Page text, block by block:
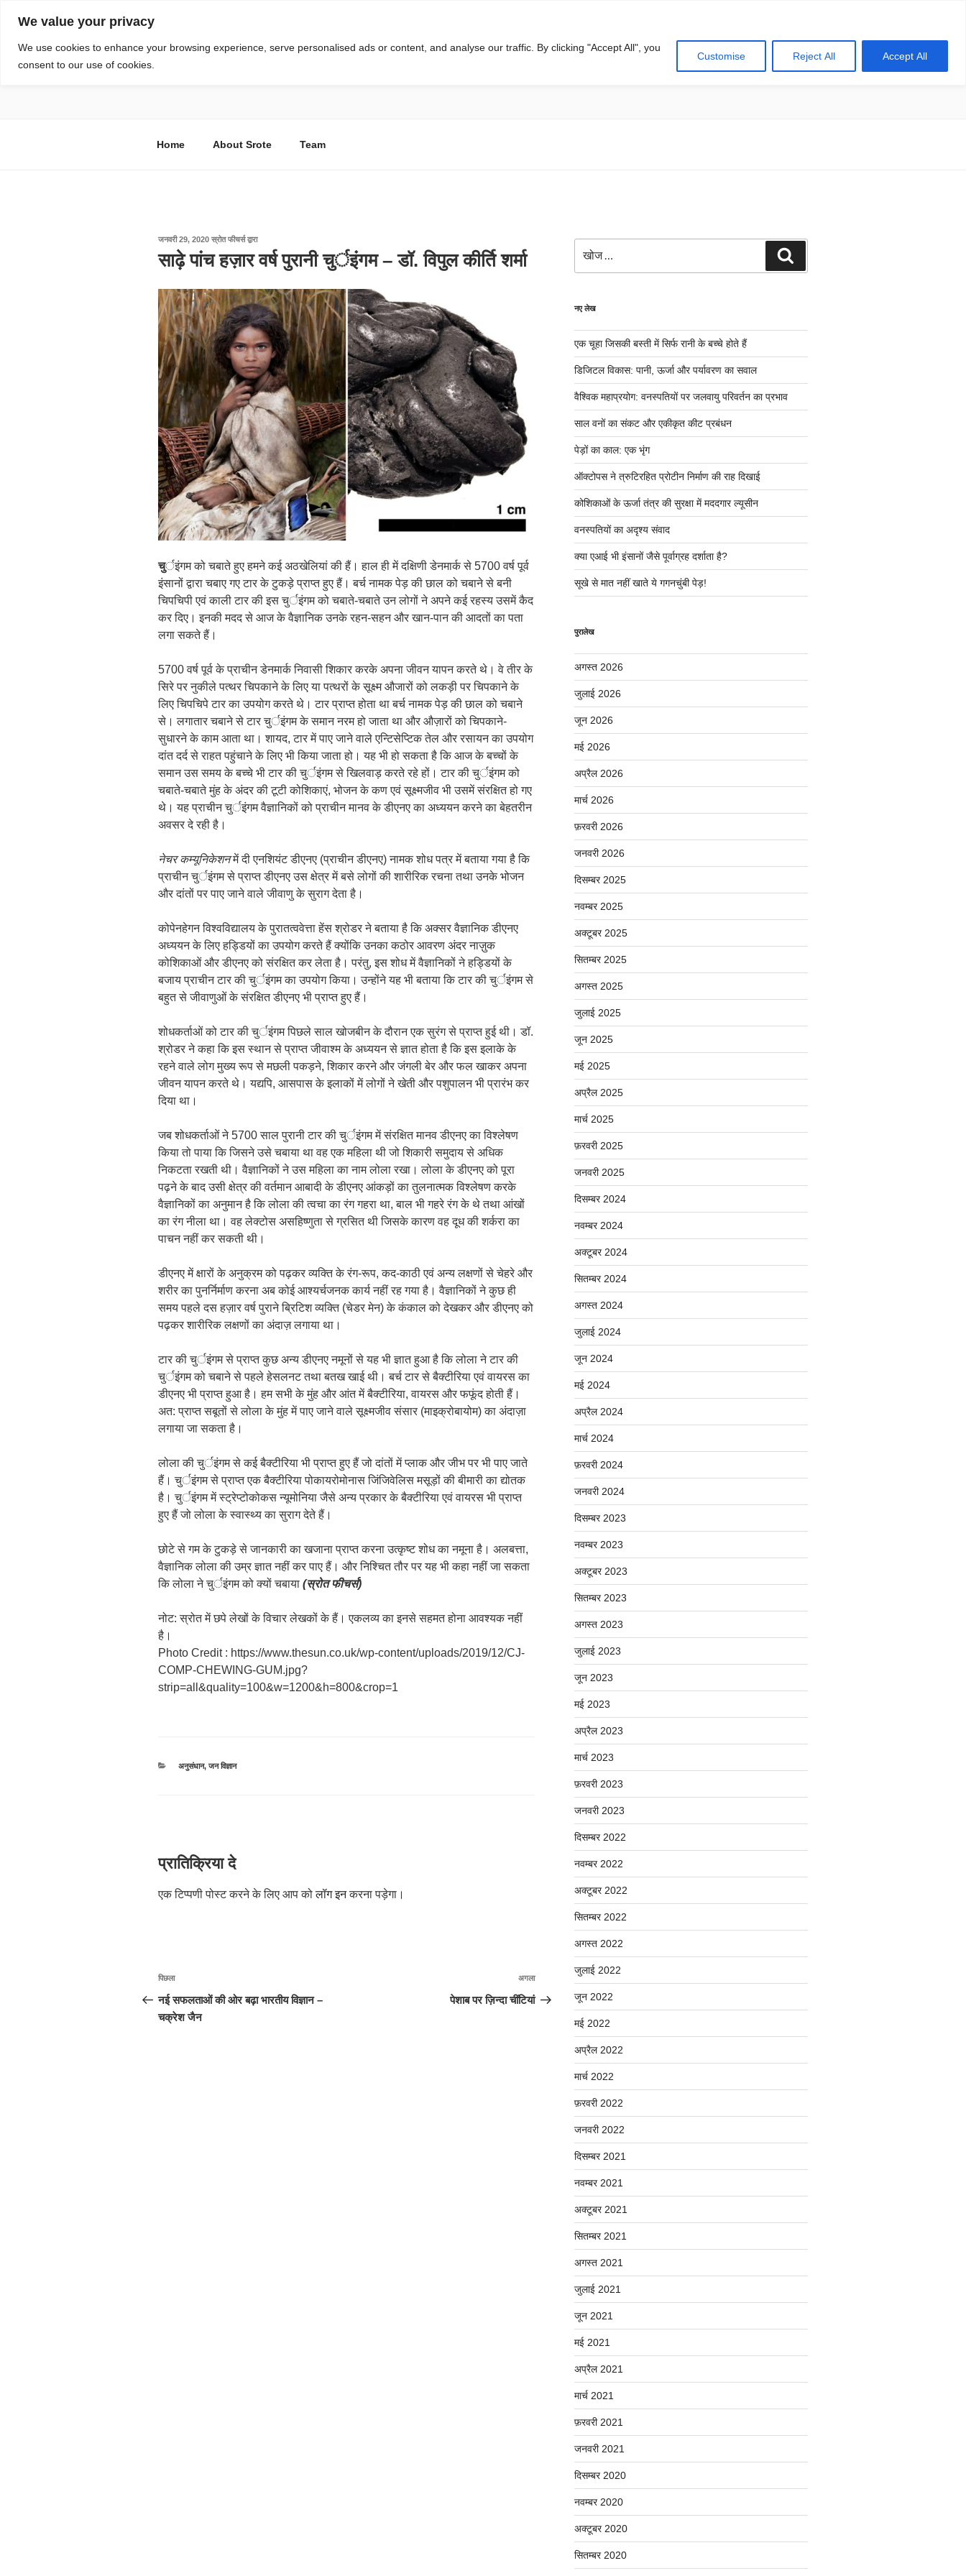
We value your privacy
We use cookies to enhance your browsing experience, serve personalised ads or content, and analyse our traffic. By clicking "Accept All", you
consent to our use of cookies.
Customise Reject All Accept All
स्रोत
Home About Srote Team
जनवरी 29, 2020 पर
किया
स्रोत फीचर्सद्वारा
साढ़े पांच हज़ार वर्ष पुरानी चुर्इंगम – डॉ. विपुल कीर्ति शर्मा
चुर्इंगम को चबाते हुए हमने कई अठखेलियां की हैं। हाल ही में दक्षिणी डेनमार्क से 5700 वर्ष पूर्व
इंसानों द्वारा चबाए गए टार के टुकड़े प्राप्त हुए हैं। बर्च नामक पेड़ की छाल को चबाने से बनी
चिपचिपी एवं काली टार की इस चुर्इंगम को चबाते-चबाते उन लोगों ने अपने कई रहस्य उसमें कैद
कर दिए। इनकी मदद से आज के वैज्ञानिक उनके रहन-सहन और खान-पान की आदतों का पता
लगा सकते हैं।
5700 वर्ष पूर्व के प्राचीन डेनमार्क निवासी शिकार करके अपना जीवन यापन करते थे। वे तीर के
सिरे पर नुकीले पत्थर चिपकाने के लिए या पत्थरों के सूक्ष्म औजारों को लकड़ी पर चिपकाने के
लिए चिपचिपे टार का उपयोग करते थे। टार प्राप्त होता था बर्च नामक पेड़ की छाल को चबाने
से। लगातार चबाने से टार चुर्इंगम के समान नरम हो जाता था और औज़ारों को चिपकाने-
सुधारने के काम आता था। शायद, टार में पाए जाने वाले एन्टिसेप्टिक तेल और रसायन का उपयोग
दांत दर्द से राहत पहुंचाने के लिए भी किया जाता हो। यह भी हो सकता है कि आज के बच्चों के
समान उस समय के बच्चे भी टार की चुर्इंगम से खिलवाड़ करते रहे हों। टार की चुर्इंगम को
चबाते-चबाते मुंह के अंदर की टूटी कोशिकाएं, भोजन के कण एवं सूक्ष्मजीव भी उसमें संरक्षित हो गए
थे। यह प्राचीन चुर्इंगम वैज्ञानिकों को प्राचीन मानव के डीएनए का अध्ययन करने का बेहतरीन
अवसर दे रही है।
नेचर कम्यूनिकेशनमें दी एनशियंट डीएनए (प्राचीन डीएनए) नामक शोध पत्र में बताया गया है कि
प्राचीन चुर्इंगम से प्राप्त डीएनए उस क्षेत्र में बसे लोगों की शारीरिक रचना तथा उनके भोजन
और दांतों पर पाए जाने वाले जीवाणु के सुराग देता है।
कोपेनहेगन विश्वविद्यालय के पुरातत्ववेत्ता हेंस श्रोडर ने बताया है कि अक्सर वैज्ञानिक डीएनए
अध्ययन के लिए हड्डियों का उपयोग करते हैं क्योंकि उनका कठोर आवरण अंदर नाज़ुक
कोशिकाओं और डीएनए को संरक्षित कर लेता है। परंतु, इस शोध में वैज्ञानिकों ने हड्डियों के
बजाय प्राचीन टार की चुर्इंगम का उपयोग किया। उन्होंने यह भी बताया कि टार की चुर्इंगम से
बहुत से जीवाणुओं के संरक्षित डीएनए भी प्राप्त हुए हैं।
शोधकर्ताओं को टार की चुर्इंगम पिछले साल खोजबीन के दौरान एक सुरंग से प्राप्त हुई थी। डॉ.
श्रोडर ने कहा कि इस स्थान से प्राप्त जीवाश्म के अध्ययन से ज्ञात होता है कि इस इलाके के
रहने वाले लोग मुख्य रूप से मछली पकड़ने, शिकार करने और जंगली बेर और फल खाकर अपना
जीवन यापन करते थे। यद्यपि, आसपास के इलाकों में लोगों ने खेती और पशुपालन भी प्रारंभ कर
दिया था।
जब शोधकर्ताओं ने 5700 साल पुरानी टार की चुर्इंगम में संरक्षित मानव डीएनए का विश्लेषण
किया तो पाया कि जिसने उसे चबाया था वह एक महिला थी जो शिकारी समुदाय से अधिक
निकटता रखती थी। वैज्ञानिकों ने उस महिला का नाम लोला रखा। लोला के डीएनए को पूरा
पढ़ने के बाद उसी क्षेत्र की वर्तमान आबादी के डीएनए आंकड़ों का तुलनात्मक विश्लेषण करके
वैज्ञानिकों का अनुमान है कि लोला की त्वचा का रंग गहरा था, बाल भी गहरे रंग के थे तथा आंखों
का रंग नीला था। वह लेक्टोस असहिष्णुता से ग्रसित थी जिसके कारण वह दूध की शर्करा का
पाचन नहीं कर सकती थी।
डीएनए में क्षारों के अनुक्रम को पढ़कर व्यक्ति के रंग-रूप, कद-काठी एवं अन्य लक्षणों से चेहरे और
शरीर का पुनर्निर्माण करना अब कोई आश्यर्चजनक कार्य नहीं रह गया है। वैज्ञानिकों ने कुछ ही
समय पहले दस हज़ार वर्ष पुराने ब्रिटिश व्यक्ति (चेडर मेन) के कंकाल को देखकर और डीएनए को
पढ़कर शारीरिक लक्षणों का अंदाज़ लगाया था।
टार की चुर्इंगम से प्राप्त कुछ अन्य डीएनए नमूनों से यह भी ज्ञात हुआ है कि लोला ने टार की
चुर्इंगम को चबाने से पहले हेसलनट तथा बतख खाई थी। बर्च टार से बैक्टीरिया एवं वायरस का
डीएनए भी प्राप्त हुआ है। हम सभी के मुंह और आंत में बैक्टीरिया, वायरस और फफूंद होती हैं।
अत: प्राप्त सबूतों से लोला के मुंह में पाए जाने वाले सूक्ष्मजीव संसार (माइक्रोबायोम) का अंदाज़ा
लगाया जा सकता है।
लोला की चुर्इंगम से कई बैक्टीरिया भी प्राप्त हुए हैं जो दांतों में प्लाक और जीभ पर भी पाए जाते
हैं। चुर्इंगम से प्राप्त एक बैक्टीरिया पोकायरोमोनास जिंजिवेलिस मसूड़ों की बीमारी का द्योतक
है। चुर्इंगम में स्ट्रेप्टोकोकस न्यूमोनिया जैसे अन्य प्रकार के बैक्टीरिया एवं वायरस भी प्राप्त
हुए हैं जो लोला के स्वास्थ्य का सुराग देते हैं।
छोटे से गम के टुकड़े से जानकारी का खजाना प्राप्त करना उत्कृष्ट शोध का नमूना है। अलबत्ता,
वैज्ञानिक लोला की उम्र ज्ञात नहीं कर पाए हैं। और निश्चित तौर पर यह भी कहा नहीं जा सकता
कि लोला ने चुर्इंगम को क्यों चबाया (स्रोत फीचर्स)
नोट: स्रोत में छपे लेखों के विचार लेखकों के हैं। एकलव्य का इनसे सहमत होना आवश्यक नहीं
है।
Photo Credit : https://www.thesun.co.uk/wp-content/uploads/2019/12/CJ-
COMP-CHEWING-GUM.jpg?
strip=all&quality=100&w=1200&h=800&crop=1
श्रेणियाँ
अनुसंधान, जन विज्ञान
प्रातिक्रिया दे
एक टिप्पणी पोस्ट करने के लिए आप कोलॉग इनकरना पड़ेगा।
पोस्ट
नेविगेशन
पिछला
पोस्ट:
पिछला
नई सफलताओं की ओर बढ़ा भारतीय विज्ञान –
चक्रेश जैन
अगली
पोस्ट
अगला
पेशाब पर ज़िन्दा चींटियां
नए लेख
एक चूहा जिसकी बस्ती में सिर्फ रानी के बच्चे होते हैं
डिजिटल विकास: पानी, ऊर्जा और पर्यावरण का सवाल
वैश्विक महाप्रयोग: वनस्पतियों पर जलवायु परिवर्तन का प्रभाव
साल वनों का संकट और एकीकृत कीट प्रबंधन
पेड़ों का काल: एक भृंग
ऑक्टोपस ने त्रुटिरहित प्रोटीन निर्माण की राह दिखाई
कोशिकाओं के ऊर्जा तंत्र की सुरक्षा में मददगार ल्यूसीन
वनस्पतियों का अदृश्य संवाद
क्या एआई भी इंसानों जैसे पूर्वाग्रह दर्शाता है?
सूखे से मात नहीं खाते ये गगनचुंबी पेड़!
पुरालेख
अगस्त 2026
जुलाई 2026
जून 2026
मई 2026
अप्रैल 2026
मार्च 2026
फ़रवरी 2026
जनवरी 2026
दिसम्बर 2025
नवम्बर 2025
अक्टूबर 2025
सितम्बर 2025
अगस्त 2025
जुलाई 2025
जून 2025
मई 2025
अप्रैल 2025
मार्च 2025
फ़रवरी 2025
जनवरी 2025
दिसम्बर 2024
नवम्बर 2024
अक्टूबर 2024
सितम्बर 2024
अगस्त 2024
जुलाई 2024
जून 2024
मई 2024
अप्रैल 2024
मार्च 2024
फ़रवरी 2024
जनवरी 2024
दिसम्बर 2023
नवम्बर 2023
अक्टूबर 2023
सितम्बर 2023
अगस्त 2023
जुलाई 2023
जून 2023
मई 2023
अप्रैल 2023
मार्च 2023
फ़रवरी 2023
जनवरी 2023
दिसम्बर 2022
नवम्बर 2022
अक्टूबर 2022
सितम्बर 2022
अगस्त 2022
जुलाई 2022
जून 2022
मई 2022
अप्रैल 2022
मार्च 2022
फ़रवरी 2022
जनवरी 2022
दिसम्बर 2021
नवम्बर 2021
अक्टूबर 2021
सितम्बर 2021
अगस्त 2021
जुलाई 2021
जून 2021
मई 2021
अप्रैल 2021
मार्च 2021
फ़रवरी 2021
जनवरी 2021
दिसम्बर 2020
नवम्बर 2020
अक्टूबर 2020
सितम्बर 2020